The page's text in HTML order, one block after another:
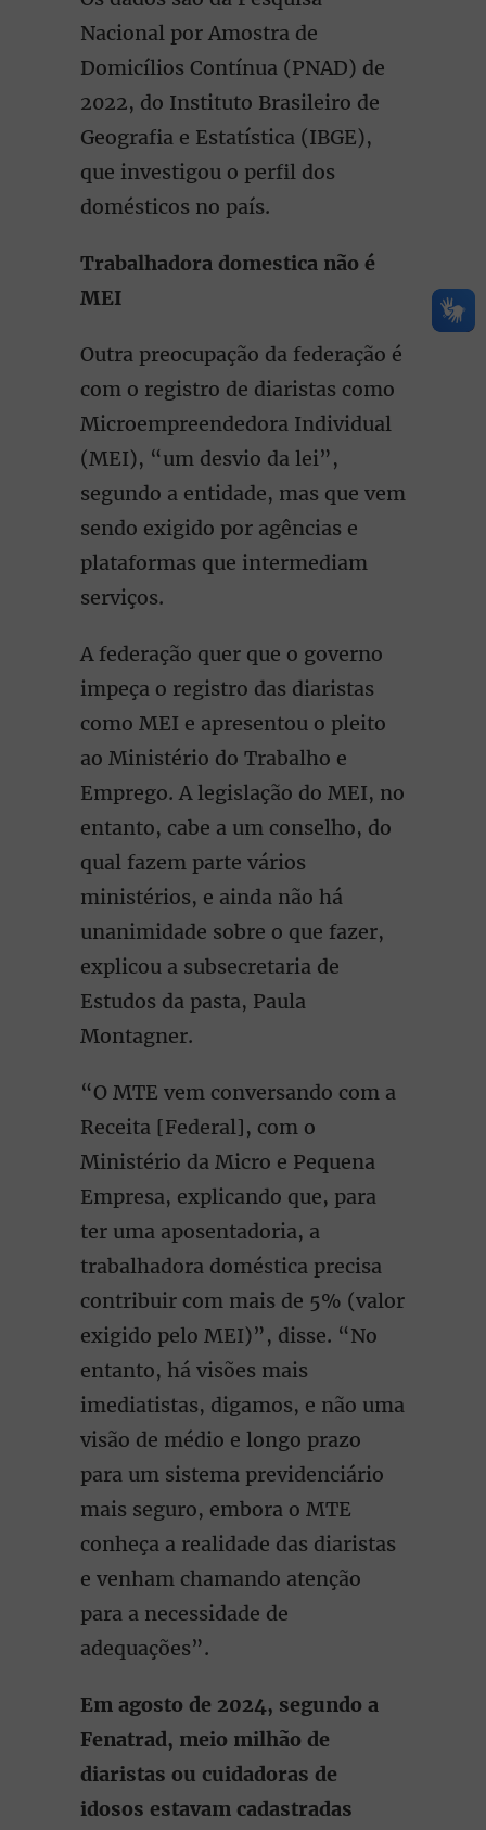
Nacional por Amostra de
Domicílios Contínua (PNAD) de
2022, do Instituto Brasileiro de
Geografia e Estatística (IBGE),
que investigou o perfil dos
domésticos no país.
Trabalhadora domestica não é
MEI
Outra preocupação da federação é
com o registro de diaristas como
Microempreendedora Individual
(MEI), “um desvio da lei”,
segundo a entidade, mas que vem
sendo exigido por agências e
plataformas que intermediam
serviços.
A federação quer que o governo
impeça o registro das diaristas
como MEI e apresentou o pleito
ao Ministério do Trabalho e
Emprego. A legislação do MEI, no
entanto, cabe a um conselho, do
qual fazem parte vários
ministérios, e ainda não há
unanimidade sobre o que fazer,
explicou a subsecretaria de
Estudos da pasta, Paula
Montagner.
“O MTE vem conversando com a
Receita [Federal], com o
Ministério da Micro e Pequena
Empresa, explicando que, para
ter uma aposentadoria, a
trabalhadora doméstica precisa
contribuir com mais de 5% (valor
exigido pelo MEI)”, disse. “No
entanto, há visões mais
imediatistas, digamos, e não uma
visão de médio e longo prazo
para um sistema previdenciário
mais seguro, embora o MTE
conheça a realidade das diaristas
e venham chamando atenção
para a necessidade de
adequações”.
Em agosto de 2024, segundo a
Fenatrad, meio milhão de
diaristas ou cuidadoras de
idosos estavam cadastradas